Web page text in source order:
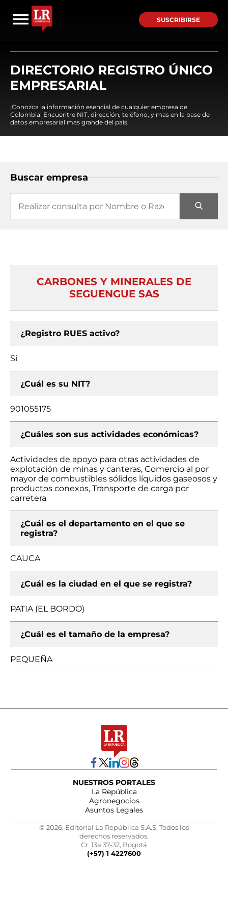
SUSCRIBIRSE
DIRECTORIO REGISTRO ÚNICO
EMPRESARIAL
¡Conozca la información esencial de cualquier empresa de
Colombia! Encuentre NIT, dirección, teléfono, y mas en la base de
datos empresarial mas grande del país.
Buscar empresa
CARBONES Y MINERALES DE
SEGUENGUE SAS
¿Registro RUES activo?
Si
¿Cuál es su NIT?
901055175
¿Cuáles son sus actividades económicas?
Actividades de apoyo para otras actividades de
explotación de minas y canteras, Comercio al por
mayor de combustibles sólidos líquidos gaseosos y
productos conexos, Transporte de carga por
carretera
¿Cuál es el departamento en el que se
registra?
CAUCA
¿Cuál es la ciudad en el que se registra?
PATIA (EL BORDO)
¿Cuál es el tamaño de la empresa?
PEQUEÑA
NUESTROS PORTALES
La República
Agronegocios
Asuntos Legales
© 2026, Editorial La República S.A.S. Todos los
derechos reservados.
Cr. 13a 37-32, Bogotá
(+57) 1 4227600